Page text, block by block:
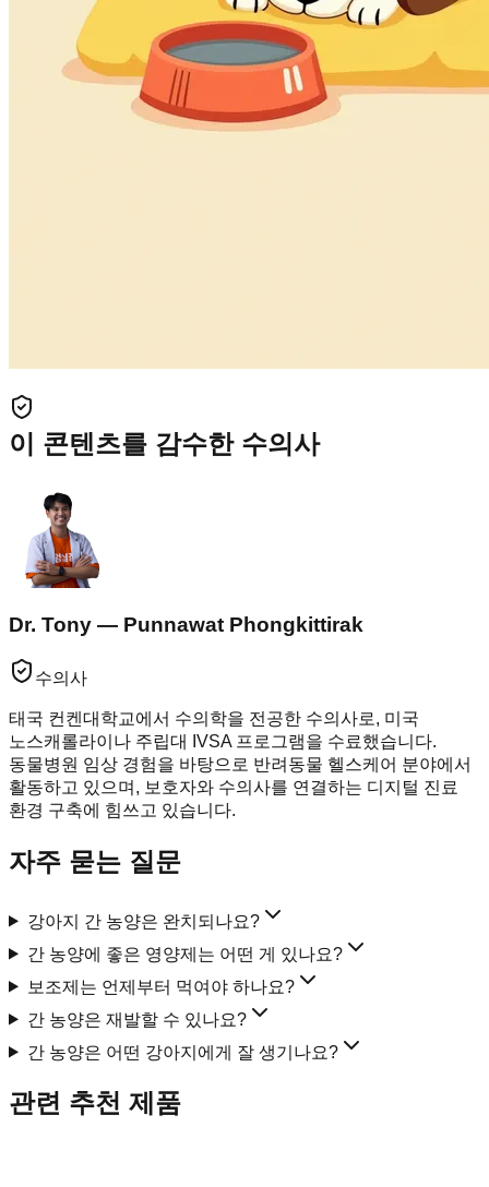
이 콘텐츠를 감수한 수의사
Dr. Tony — Punnawat Phongkittirak
수의사
태국 컨켄대학교에서 수의학을 전공한 수의사로, 미국
노스캐롤라이나 주립대 IVSA 프로그램을 수료했습니다.
동물병원 임상 경험을 바탕으로 반려동물 헬스케어 분야에서
활동하고 있으며, 보호자와 수의사를 연결하는 디지털 진료
환경 구축에 힘쓰고 있습니다.
자주 묻는 질문
강아지 간 농양은 완치되나요?
간 농양에 좋은 영양제는 어떤 게 있나요?
보조제는 언제부터 먹여야 하나요?
간 농양은 재발할 수 있나요?
간 농양은 어떤 강아지에게 잘 생기나요?
관련 추천 제품